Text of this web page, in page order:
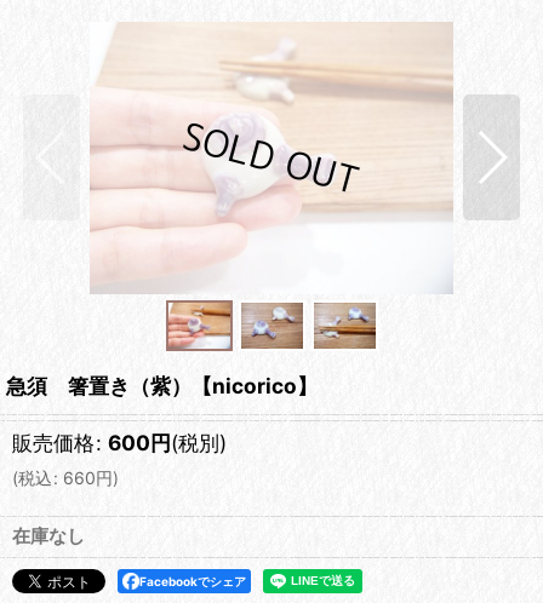
急須 箸置き（紫）【nicorico】
販売価格: 600円(税別)
(税込: 660円)
在庫なし
Facebookでシェア